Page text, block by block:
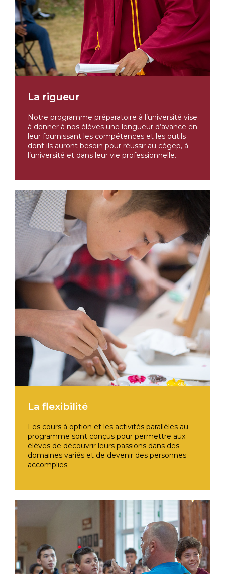
La rigueur
Notre programme préparatoire à l’université vise
à donner à nos élèves une longueur d’avance en
leur fournissant les compétences et les outils
dont ils auront besoin pour réussir au cégep, à
l’université et dans leur vie professionnelle.
La flexibilité
Les cours à option et les activités parallèles au
programme sont conçus pour permettre aux
élèves de découvrir leurs passions dans des
domaines variés et de devenir des personnes
accomplies.